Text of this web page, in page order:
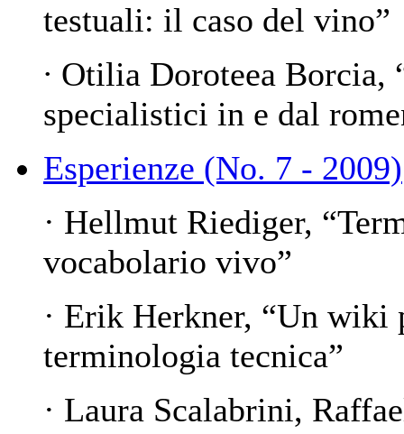
testuali: il caso del vino”
∙ Otilia Doroteea Borcia,
specialistici in e dal
Esperienze (No. 7 - 2009)
· Hellmut Riediger,
vocabolario vivo”
· Erik Herkner, “Un wiki
terminologia tecnica”
· Laura Scalabrini,